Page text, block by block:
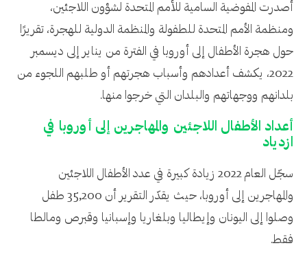
أصدرت المفوضية السامية للأمم المتحدة لشؤون اللاجئين،
ومنظمة الأمم المتحدة للطفولة والمنظمة الدولية للهجرة، تقريرًا
حول هجرة الأطفال إلى أوروبا في الفترة من يناير إلى ديسمبر
2022، يكشف أعدادهم وأسباب هجرتهم أو طلبهم اللجوء من
بلدانهم ووجهاتهم والبلدان التي خرجوا منها.
أعداد الأطفال اللاجئين والمهاجرين إلى أوروبا في
ازدياد
سجّل العام 2022 زيادة كبيرة في عدد الأطفال اللاجئين
والمهاجرين إلى أوروبا، حيث يقدّر التقرير أن 35,200 طفل
وصلوا إلى اليونان وإيطاليا وبلغاريا وإسبانيا وقبرص ومالطا
فقط.